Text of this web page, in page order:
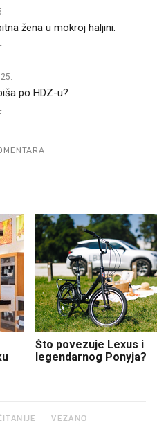
žena u mokroj haljini.
po HDZ-u?
Što povezuje Lexus i
legendarnog Ponyja?
VEZANO